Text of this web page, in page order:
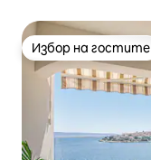
Избор на гостите
Избор на гостите